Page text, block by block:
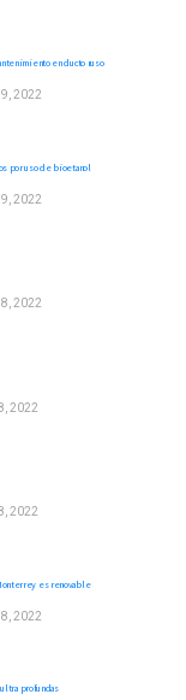
en ducto ruso
2022
por uso de bioetanol
2022
2022
2022
2022
es renovable
2022
profundas